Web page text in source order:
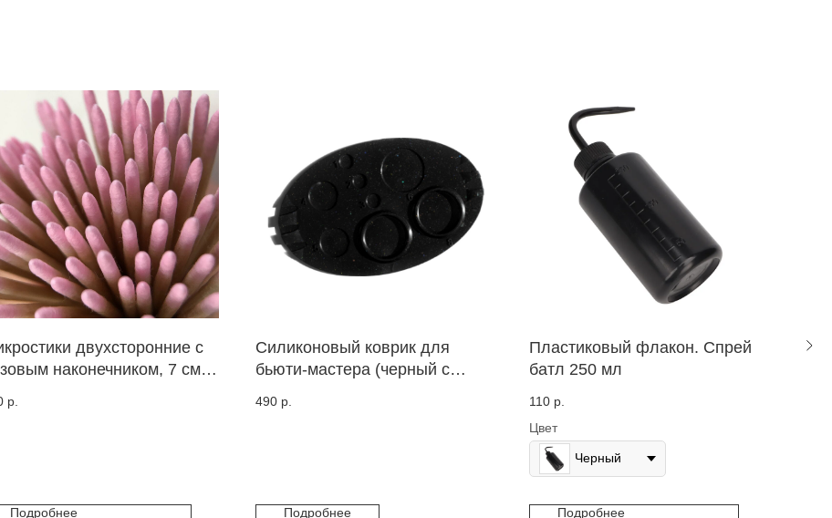
двухсторонние с
наконечником, 7 см,
р.
Подробнее
Силиконовый коврик для
бьюти-мастера (черный с
490 р.
Подробнее
Пластиковый флакон. Спрей
батл 250 мл
110 р.
Цвет
Черный
Подробнее